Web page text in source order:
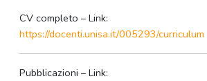
CV completo – Link:
https://docenti.unisa.it/005293/curriculum
Pubblicazioni – Link: